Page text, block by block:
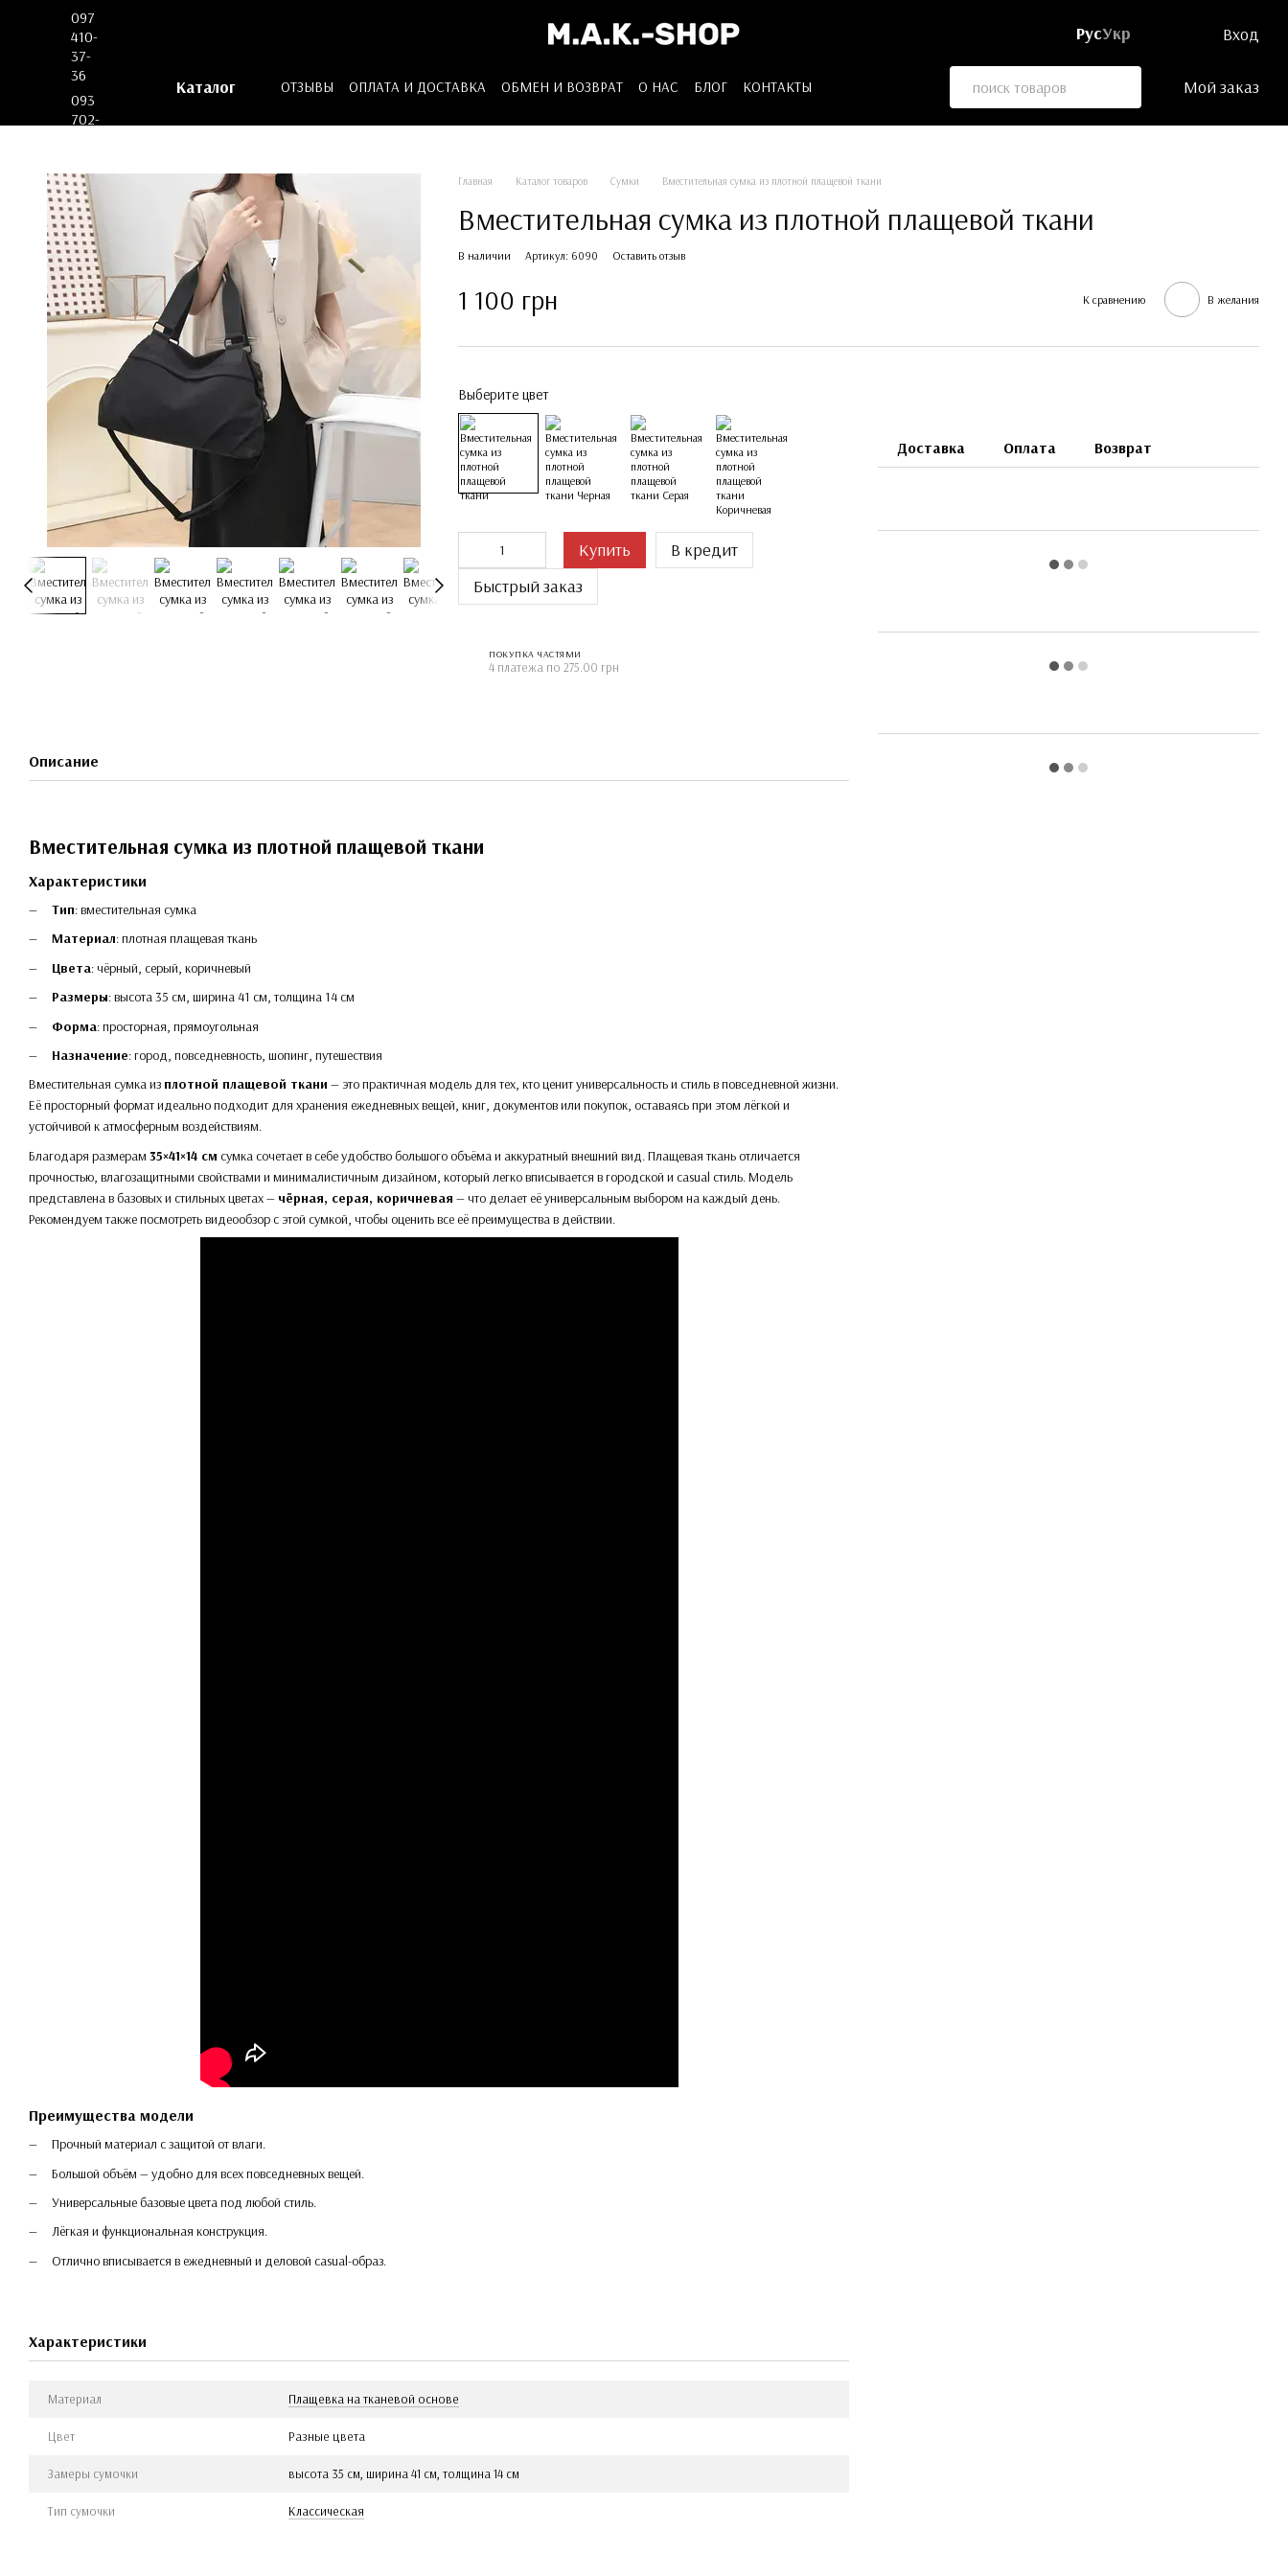
Перейти к основному контенту
РусУкр Вход
097
410-
37-
36
093
702-
Каталог ОТЗЫВЫ ОПЛАТА И ДОСТАВКА ОБМЕН И ВОЗВРАТ О НАС БЛОГ
КОНТАКТЫ
Мой заказ
Главная Каталог товаров Сумки Вместительная сумка из плотной плащевой ткани
Вместительная сумка из плотной плащевой ткани
В наличии Артикул: 6090 Оставить отзыв
1 100 грн К сравнению В желания
Выберите цвет
Купить
В кредит
Быстрый заказ
ПОКУПКА ЧАСТЯМИ
4 платежа по 275.00 грн
Доставка Оплата Возврат
Описание
Вместительная сумка из плотной плащевой ткани
Характеристики
Тип: вместительная сумка
Материал: плотная плащевая ткань
Цвета: чёрный, серый, коричневый
Размеры: высота 35 см, ширина 41 см, толщина 14 см
Форма: просторная, прямоугольная
Назначение: город, повседневность, шопинг, путешествия
Вместительная сумка из плотной плащевой ткани — это практичная модель для тех, кто ценит универсальность и стиль в повседневной жизни.
Её просторный формат идеально подходит для хранения ежедневных вещей, книг, документов или покупок, оставаясь при этом лёгкой и
устойчивой к атмосферным воздействиям.
Благодаря размерам 35×41×14 см сумка сочетает в себе удобство большого объёма и аккуратный внешний вид. Плащевая ткань отличается
прочностью, влагозащитными свойствами и минималистичным дизайном, который легко вписывается в городской и casual стиль. Модель
представлена в базовых и стильных цветах — чёрная, серая, коричневая — что делает её универсальным выбором на каждый день.
Рекомендуем также посмотреть видеообзор с этой сумкой, чтобы оценить все её преимущества в действии.
Преимущества модели
Прочный материал с защитой от влаги.
Большой объём — удобно для всех повседневных вещей.
Универсальные базовые цвета под любой стиль.
Лёгкая и функциональная конструкция.
Отлично вписывается в ежедневный и деловой casual-образ.
Характеристики
Материал Плащевка на тканевой основе
Цвет Разные цвета
Замеры сумочки высота 35 см, ширина 41 см, толщина 14 см
Тип сумочки Классическая